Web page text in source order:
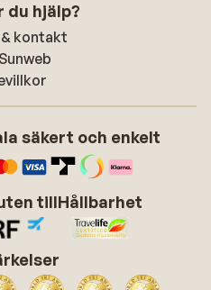
du hjälp?
kontakt
säkert och enkelt
tillHållbarhet